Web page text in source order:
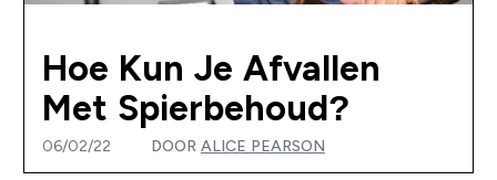
Hoe Kun Je Afvallen
Met Spierbehoud?
06/02/22 DOOR ALICE PEARSON